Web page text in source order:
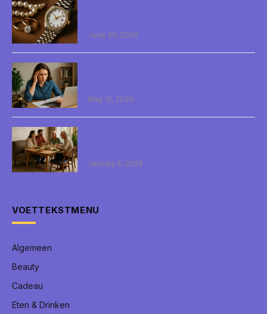
June 30, 2026
May 12, 2026
January 5, 2026
VOETTEKSTMENU
Algemeen
Beauty
Cadeau
Eten & Drinken